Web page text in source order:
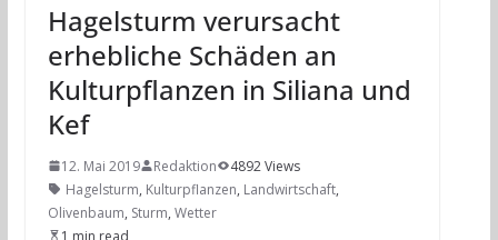
Hagelsturm verursacht
erhebliche Schäden an
Kulturpflanzen in Siliana und
Kef
12. Mai 2019 Redaktion
4892 Views
Hagelsturm, Kulturpflanzen, Landwirtschaft,
Olivenbaum, Sturm, Wetter
1 min read